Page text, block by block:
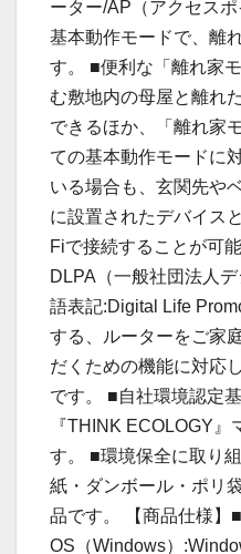
ーター/AP（アクセス
基本動作モードで、離
す。 ■便利な「離れ家
む敷地内の母屋と離れ
できるほか、「離れ家
ての基本動作モードに
いる場合も、玄関先や
に設置されたデバイス
Fiで接続することが可
DLPA（一般社団法人
語表記:Digital Life
する、ルーターをご家
だくための機能に対応
です。 ■自社環境認定
『THINK ECOLOGY
す。 ■環境保全に取り
紙・ダンボール・ポリ
品です。 【商品仕様】
OS（Windows）